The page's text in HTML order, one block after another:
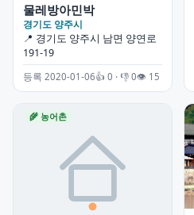
물레방아민박
경기도 양주시
📍 경기도 양주시 남면 양연로
191-19
등록 2020-01-06👍 0 · 👎 0👁 15
🌾 농어촌